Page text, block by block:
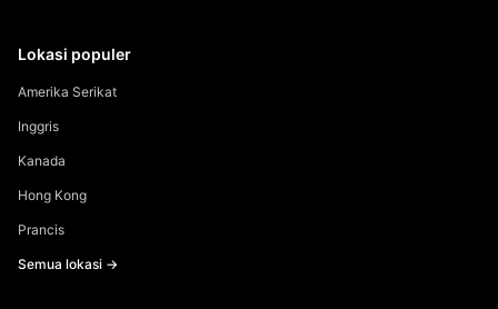
Lokasi populer
Amerika Serikat
Inggris
Kanada
Hong Kong
Prancis
Semua lokasi →